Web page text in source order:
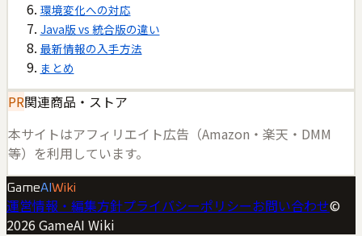
環境変化への対応
Java版 vs 統合版の違い
最新情報の入手方法
まとめ
PR関連商品・ストア
本サイトはアフィリエイト広告（Amazon・楽天・DMM
等）を利用しています。
GameAI Wiki
運営情報・編集方針プライバシーポリシーお問い合わせ©
2026 GameAI Wiki